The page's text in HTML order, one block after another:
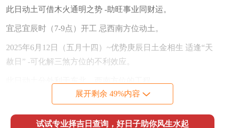
此日动土可借木火通明之势 -助旺事业同财运。
宜忌宜辰时（7-9点）开工 忌西南方位动土。
2025年6月12日（五月十四）~优势庚辰日土金相生 适逢“天
赦日” -可化解三煞方位的不利效应。
宜忌需在东南太岁位悬挂铜钱，避免东方施工。
2025年9月15日（八月二十） -优势癸亥日水气充盈~同秋金
展开剩余 49%内容
试试专业择吉日查询，好日子助你风生水起